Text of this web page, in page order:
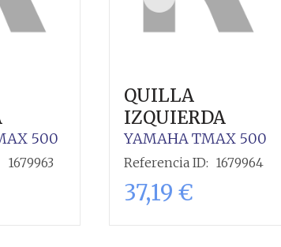
500
1679963
QUILLA
IZQUIERDA
YAMAHATMAX 500
Referencia ID: 1679964
37,19 €